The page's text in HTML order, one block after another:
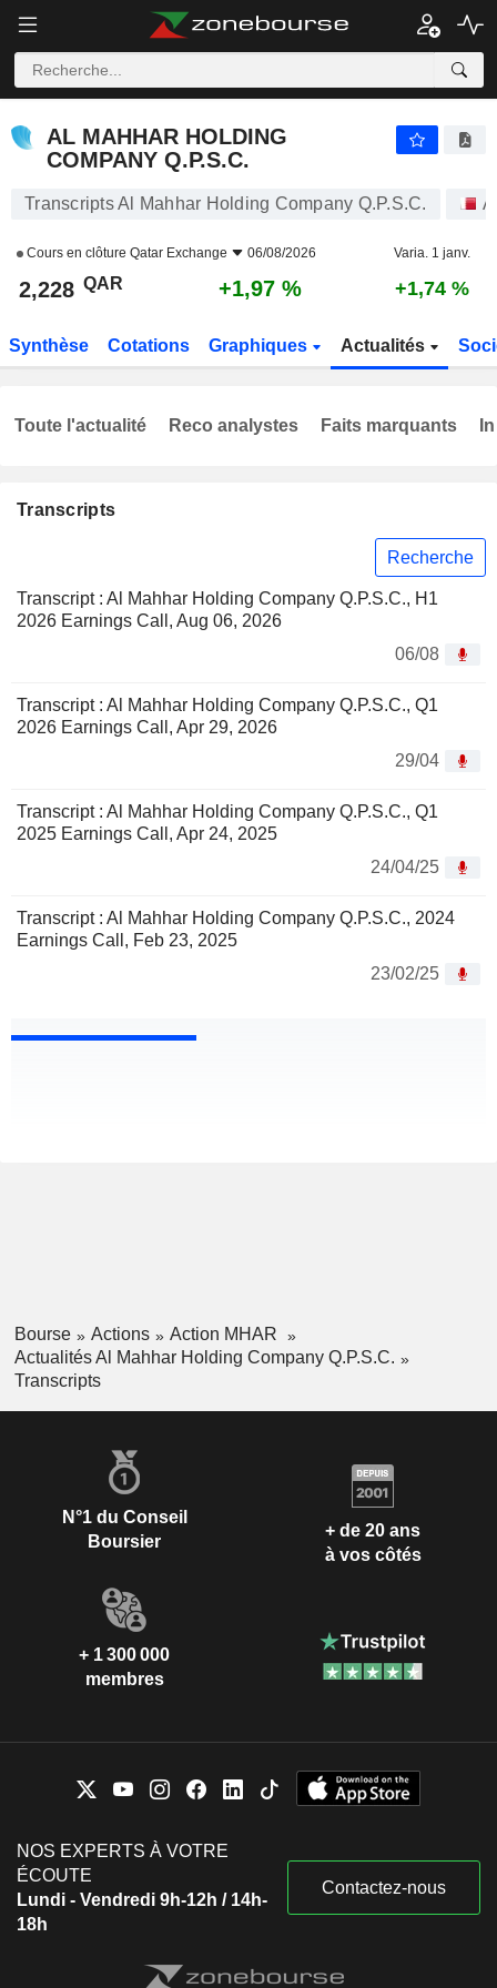
AL MAHHAR HOLDING
COMPANY Q.P.S.C.
Transcripts Al Mahhar Holding Company Q.P.S.C.
Cours en clôture Qatar Exchange 06/08/2026 Varia. 1 janv.
2,228 QAR +1,97 % +1,74 %
Synthèse Cotations Graphiques Actualités
Transcripts
Recherche
Transcript : Al Mahhar Holding Company Q.P.S.C., H1
2026 Earnings Call, Aug 06, 2026
06/08
Transcript : Al Mahhar Holding Company Q.P.S.C., Q1
2026 Earnings Call, Apr 29, 2026
29/04
Transcript : Al Mahhar Holding Company Q.P.S.C., Q1
2025 Earnings Call, Apr 24, 2025
24/04/25
Transcript : Al Mahhar Holding Company Q.P.S.C., 2024
Earnings Call, Feb 23, 2025
23/02/25
Toute l'actualité Reco analystes Faits marquants
Bourse Actions
Action MHAR
Actualités Al Mahhar Holding Company Q.P.S.C.
Transcripts
N°1 du Conseil
Boursier
+ de 20 ans
à vos côtés
+ 1 300 000
membres
NOS EXPERTS À VOTRE
ÉCOUTE
Lundi - Vendredi 9h-12h / 14h-
18h
Contactez-nous